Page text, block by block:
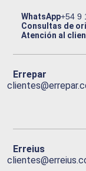
WhatsApp+54 9
Consultas de
Atención al
Errepar
Erreius